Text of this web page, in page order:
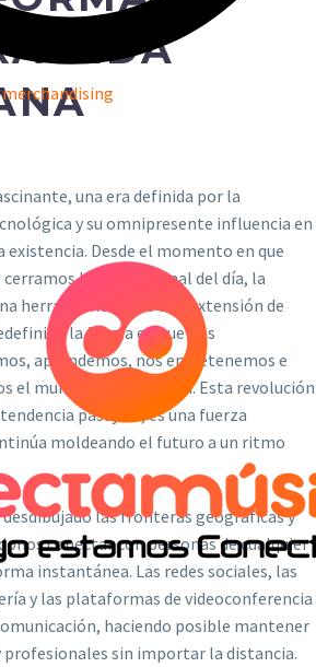
merchandising
VIDA
una era definida por la
y su omnipresente influencia en
existencia. Desde el momento en que
los ojos al final del día, la
herramienta, sino una extensión de
la forma en que nos
aprendemos, nos entretenemos e
el mundo que nos rodea. Esta revolución
pasajera, es una fuerza
moldeando el futuro a un ritmo
las fronteras geográficas y
conectar con personas de cualquier
instantánea. Las redes sociales, las
y las plataformas de videoconferencia
haciendo posible mantener
profesionales sin importar la distancia.